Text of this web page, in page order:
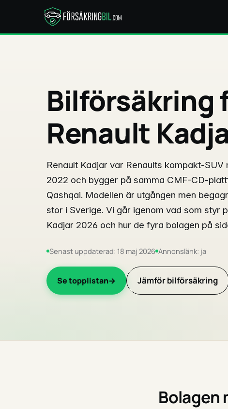
Bilförsäkring
Renault
Renault Kadjar var Renaults kompakt-SUV
2022 och bygger på samma CMF-CD-
Qashqai. Modellen är utgången men
stor i Sverige. Vi går igenom vad som styr
Kadjar 2026 och hur de fyra bolagen på
Senast uppdaterad: 18 maj 2026 Annonslänk: ja
Se topplistan Jämför bilförsäkring
Bolagen